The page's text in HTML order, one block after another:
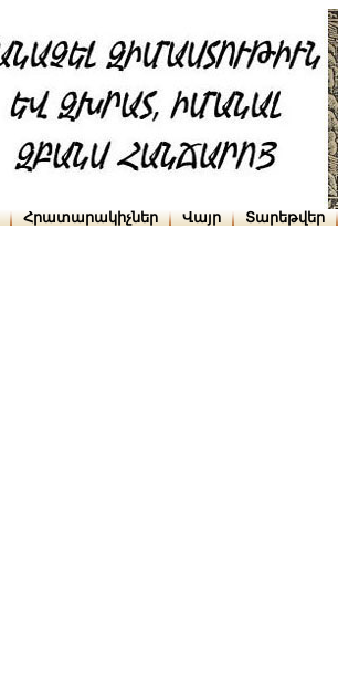
Հրատարակիչներ Վայր Տարեթվեր